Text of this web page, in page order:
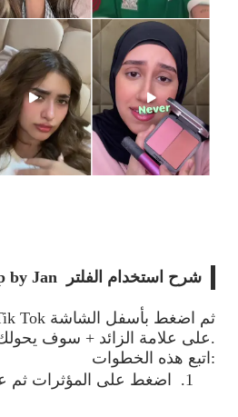
شرح استخدام الفلتر ask then tap by Jan
Tok ثم اضغط بأسفل الشاشة
على علامة الزائد + سوف.
اتبع هذه الخطوات:
1.
اضغط على المؤثرات ثم